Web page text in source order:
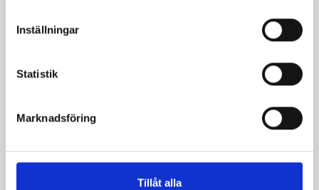
Inställningar
Statistik
Marknadsföring
Tillåt alla
Bäst i test: Norrmejeriers laktosfria
Vi kan stolt konstatera att vår laktosfria Mellanmjölk
200 norrlänningar fick deltog vid provsmakningen. Vår
Läs mer